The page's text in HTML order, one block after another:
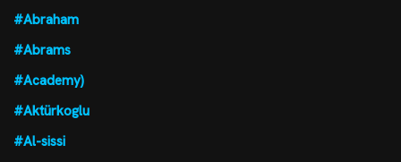
#Abraham
#Abrams
#Academy)
#Aktürkoglu
#Al-sissi